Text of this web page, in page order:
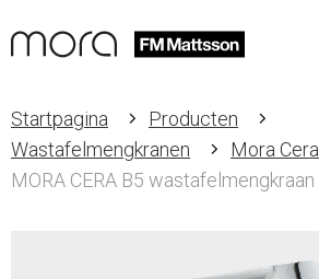
Startpagina
Producten
Wastafelmengkranen
Mora Cera
MORA CERA B5 wastafelmengkraan